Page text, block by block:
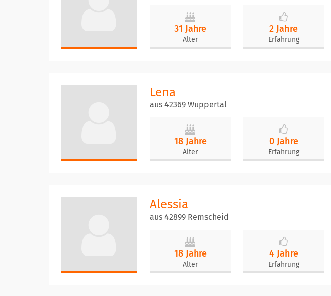
31 Jahre
Alter
2 Jahre
Erfahrung
Lena
aus 42369 Wuppertal
18 Jahre
Alter
0 Jahre
Erfahrung
Alessia
aus 42899 Remscheid
18 Jahre
Alter
4 Jahre
Erfahrung